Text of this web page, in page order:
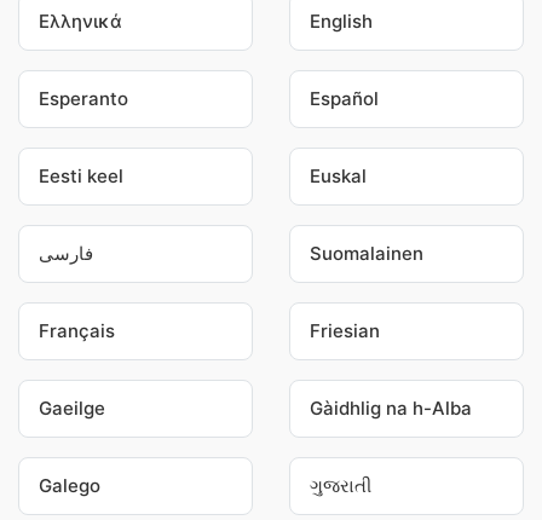
Ελληνικά English
Esperanto Español
Eesti keel Euskal
فارسی Suomalainen
Français Friesian
Gaeilge Gàidhlig na h-Alba
Galego ગુજરાતી